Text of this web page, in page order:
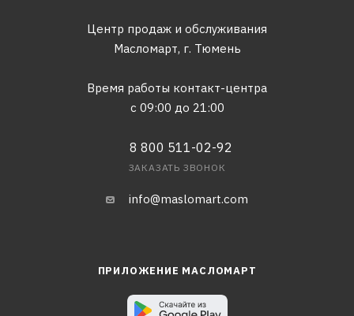
Центр продаж и обслуживания
Масломарт, г. Тюмень
Время работы контакт-центра
с 09:00 до 21:00
8 800 511-02-92
ЗАКАЗАТЬ ЗВОНОК
info@maslomart.com
ПРИЛОЖЕНИЕ МАСЛОМАРТ